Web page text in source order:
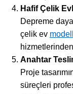
Hafif Çelik
Depreme
çelik ev
Anahtar
Proje
süreçleri